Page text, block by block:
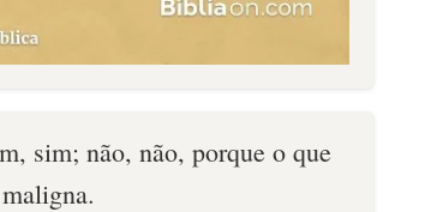
sim; não, não, porque o que